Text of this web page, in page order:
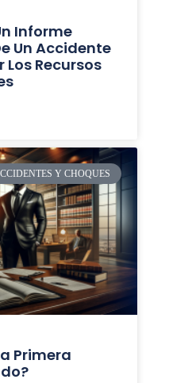
Informe
Un Accidente
Los Recursos
Y CHOQUES
Primera